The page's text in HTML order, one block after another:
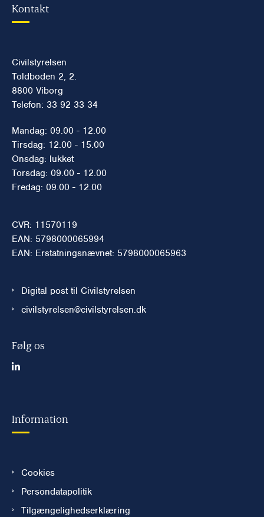
Kontakt
Civilstyrelsen
Toldboden 2, 2.
8800 Viborg
Telefon: 33 92 33 34
Mandag: 09.00 - 12.00
Tirsdag: 12.00 - 15.00
Onsdag: lukket
Torsdag: 09.00 - 12.00
Fredag: 09.00 - 12.00
CVR: 11570119
EAN: 5798000065994
EAN: Erstatningsnævnet: 5798000065963
Digital post til Civilstyrelsen
civilstyrelsen@civilstyrelsen.dk
Følg os
Information
Cookies
Persondatapolitik
Tilgængelighedserklæring